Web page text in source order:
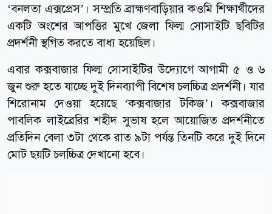
‘বনলতা এক্সপ্রেস’। সম্প্রতি ব্রাহ্মণবাড়িয়ার কওমি শিক্ষার্থীদের
একটি অংশের আপত্তির মুখে জেলা ফিল্ম সোসাইটি ছবিটির
প্রদর্শনী স্থগিত করতে বাধ্য হয়েছিল।
এবার কক্সবাজার ফিল্ম সোসাইটির উদ্যোগে আগামী ৫ ও ৬
জুন শুরু হতে যাচ্ছে দুই দিনব্যাপী বিশেষ চলচ্চিত্র প্রদর্শনী। যার
শিরোনাম দেওয়া হয়েছে ‘কক্সবাজার টকিজ’। কক্সবাজার
পাবলিক লাইব্রেরির শহীদ সুভাষ হলে আয়োজিত প্রদর্শনীতে
প্রতিদিন বেলা ৩টা থেকে রাত ৯টা পর্যন্ত তিনটি করে দুই দিনে
মোট ছয়টি চলচ্চিত্র দেখানো হবে।